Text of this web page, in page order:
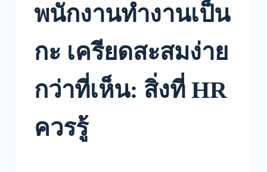
พนักงานทำงานเป็น
กะ เครียดสะสมง่าย
กว่าที่เห็น: สิ่งที่ HR
ควรรู้